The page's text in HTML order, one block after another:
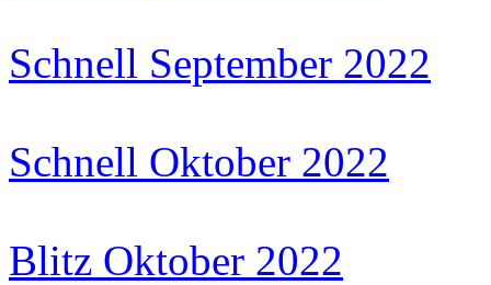
Schnell September 2022
Schnell Oktober 2022
Blitz Oktober 2022